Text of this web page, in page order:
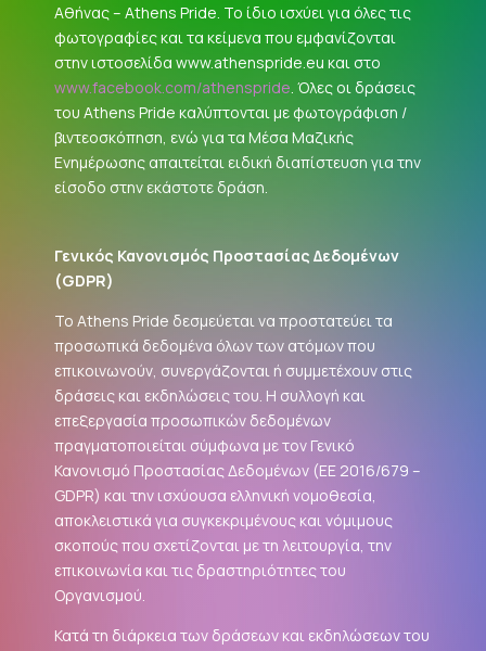
Αθήνας – Athens Pride. Το ίδιο ισχύει για όλες τις
φωτογραφίες και τα κείμενα που εμφανίζονται
στην ιστοσελίδα www.athenspride.eu και στο
www.facebook.com/athenspride. Όλες οι δράσεις
του Athens Pride καλύπτονται με φωτογράφιση /
βιντεοσκόπηση, ενώ για τα Μέσα Μαζικής
Ενημέρωσης απαιτείται ειδική διαπίστευση για την
είσοδο στην εκάστοτε δράση.
Γενικός Κανονισμός Προστασίας Δεδομένων
(GDPR)
Το Athens Pride δεσμεύεται να προστατεύει τα
προσωπικά δεδομένα όλων των ατόμων που
επικοινωνούν, συνεργάζονται ή συμμετέχουν στις
δράσεις και εκδηλώσεις του. Η συλλογή και
επεξεργασία προσωπικών δεδομένων
πραγματοποιείται σύμφωνα με τον Γενικό
Κανονισμό Προστασίας Δεδομένων (ΕΕ 2016/679 –
GDPR) και την ισχύουσα ελληνική νομοθεσία,
αποκλειστικά για συγκεκριμένους και νόμιμους
σκοπούς που σχετίζονται με τη λειτουργία, την
επικοινωνία και τις δραστηριότητες του
Οργανισμού.
Κατά τη διάρκεια των δράσεων και εκδηλώσεων του